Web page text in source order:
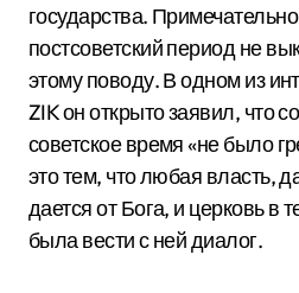
государства.
постсоветский период не
этому поводу. В одном из
ZIK он открыто заявил, что
советское время «не было
это тем, что любая власть,
дается от Бога, и церковь в
была вести с ней диалог.